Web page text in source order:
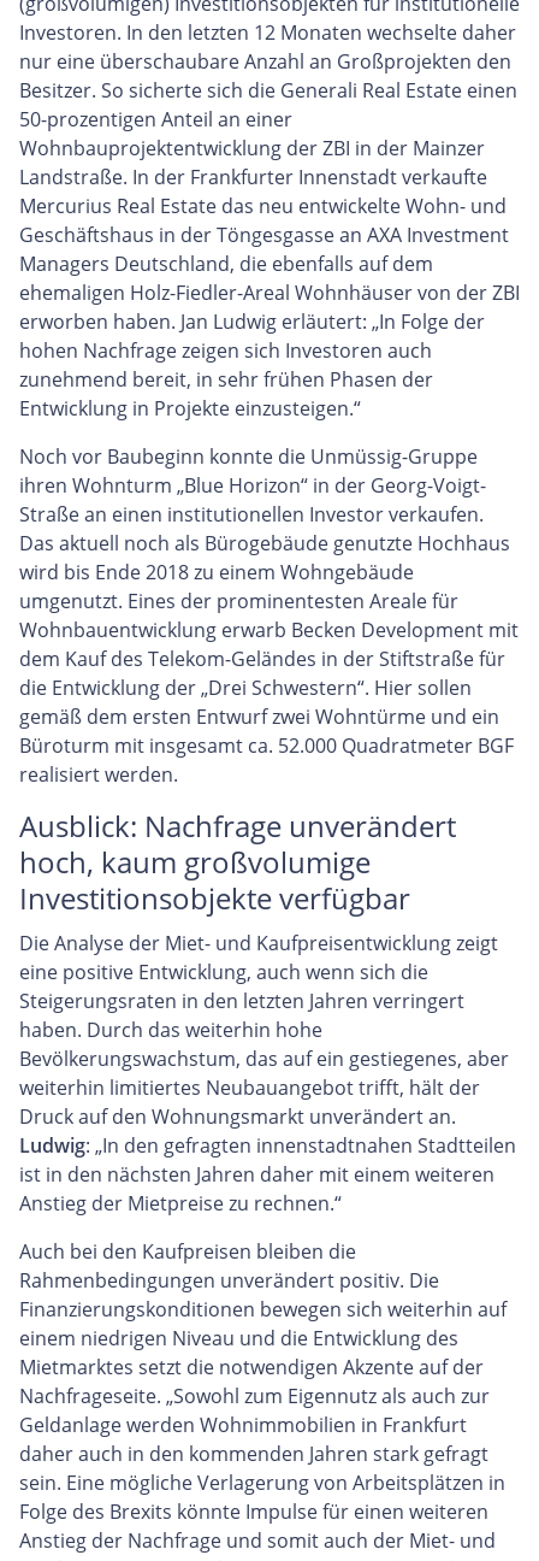
Investoren. In den letzten 12 Monaten wechselte daher
nur eine überschaubare Anzahl an Großprojekten den
Besitzer. So sicherte sich die Generali Real Estate einen
50-prozentigen Anteil an einer
Wohnbauprojektentwicklung der ZBI in der Mainzer
Landstraße. In der Frankfurter Innenstadt verkaufte
Mercurius Real Estate das neu entwickelte Wohn- und
Geschäftshaus in der Töngesgasse an AXA Investment
Managers Deutschland, die ebenfalls auf dem
ehemaligen Holz-Fiedler-Areal Wohnhäuser von der ZBI
erworben haben. Jan Ludwig erläutert: „In Folge der
hohen Nachfrage zeigen sich Investoren auch
zunehmend bereit, in sehr frühen Phasen der
Entwicklung in Projekte einzusteigen.“
Noch vor Baubeginn konnte die Unmüssig-Gruppe
ihren Wohnturm „Blue Horizon“ in der Georg-Voigt-
Straße an einen institutionellen Investor verkaufen.
Das aktuell noch als Bürogebäude genutzte Hochhaus
wird bis Ende 2018 zu einem Wohngebäude
umgenutzt. Eines der prominentesten Areale für
Wohnbauentwicklung erwarb Becken Development mit
dem Kauf des Telekom-Geländes in der Stiftstraße für
die Entwicklung der „Drei Schwestern“. Hier sollen
gemäß dem ersten Entwurf zwei Wohntürme und ein
Büroturm mit insgesamt ca. 52.000 Quadratmeter BGF
realisiert werden.
Ausblick: Nachfrage unverändert
hoch, kaum großvolumige
Investitionsobjekte verfügbar
Die Analyse der Miet- und Kaufpreisentwicklung zeigt
eine positive Entwicklung, auch wenn sich die
Steigerungsraten in den letzten Jahren verringert
haben. Durch das weiterhin hohe
Bevölkerungswachstum, das auf ein gestiegenes, aber
weiterhin limitiertes Neubauangebot trifft, hält der
Druck auf den Wohnungsmarkt unverändert an.
Ludwig: „In den gefragten innenstadtnahen Stadtteilen
ist in den nächsten Jahren daher mit einem weiteren
Anstieg der Mietpreise zu rechnen.“
Auch bei den Kaufpreisen bleiben die
Rahmenbedingungen unverändert positiv. Die
Finanzierungskonditionen bewegen sich weiterhin auf
einem niedrigen Niveau und die Entwicklung des
Mietmarktes setzt die notwendigen Akzente auf der
Nachfrageseite. „Sowohl zum Eigennutz als auch zur
Geldanlage werden Wohnimmobilien in Frankfurt
daher auch in den kommenden Jahren stark gefragt
sein. Eine mögliche Verlagerung von Arbeitsplätzen in
Folge des Brexits könnte Impulse für einen weiteren
Anstieg der Nachfrage und somit auch der Miet- und